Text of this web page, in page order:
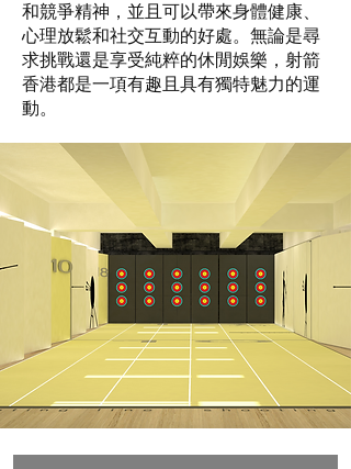
和競爭精神，並且可以帶來身體健康、
心理放鬆和社交互動的好處。無論是尋
求挑戰還是享受純粹的休閒娛樂，射箭
香港都是一項有趣且具有獨特魅力的運
動。